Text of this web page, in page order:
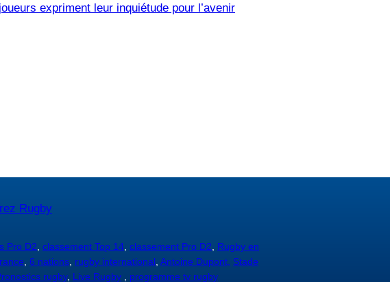
expriment leur inquiétude pour l’avenir
Rugby
Pro D2 classement Top 14 classement Pro D2
Rugby en
6 nations rugby international Antoine Dupont, Stade
rugby, Live Rugby programme tv rugby